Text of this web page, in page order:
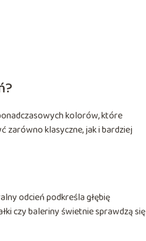
kolorów, które
zarówno klasyczne, jak i bardziej
odcień podkreśla głębię
czy baleriny świetnie sprawdzą się